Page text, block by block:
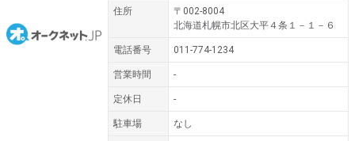
住所
〒002-8004
北海道札幌市北区大平４条１－１－６
電話番号 011-774-1234
営業時間 -
定休日 -
駐車場 なし